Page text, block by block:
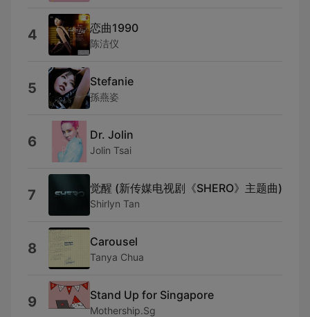
4 恋曲1990
陈洁仪
5 Stefanie
孫燕姿
6 Dr. Jolin
Jolin Tsai
7 觉醒 (新传媒电视剧《SHERO》主题曲)
Shirlyn Tan
8 Carousel
Tanya Chua
9 Stand Up for Singapore
Mothership.Sg